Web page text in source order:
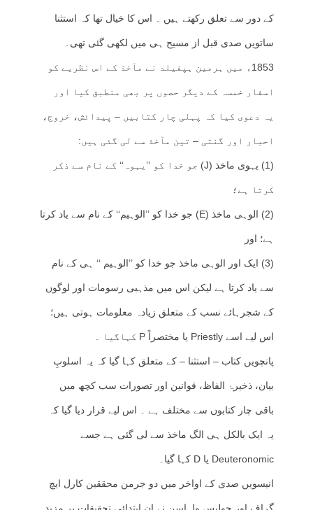
کے دور سے تعلق رکھتے ہیں ۔ اس کا خیال تھا کہ استثنا
ساتویں صدی قبل از مسیح ہی میں لکھی گئی تھی۔
1853ء میں ہرمین ہپفیلد نے مآخذ کے اس نظریے کو
اسفار خمسہ کے دیگر حصوں پر بھی منطبق کیا اور
یہ دعوی کیا کہ پہلی چار کتابیں – پیدائش، خروج،
احبار اور گنتی – تین مآخذ سے لی گئی ہیں:
(1) یہوی ماخذ (J) جو خدا کو ’’یہوہ‘‘ کے نام سے ذکر
کرتا ہے؛
(2) الوہی ماخذ (E) جو خدا کو ’’الوہیم‘‘ کے نام سے یاد کرتا
ہے؛ اور
(3) ایک اور الوہی ماخذ جو خدا کو ’’الوہیم ‘‘ ہی کے نام
سے یاد کرتا ہے لیکن اس میں مذہبی رسومات اور لوگوں
کے شجرہائے نسب کے متعلق زیادہ معلومات ہوتی ہیں؛
اس لیے اسے Priestly یا مختصراً P کہاگیا ۔
پانچویں کتاب – استثنا – کے متعلق کہا گیا کہ یہ اسلوبِ
بیان، ذخیرۂ الفاظ، قوانین اور تصورات سب کچھ میں
باقی چار کتابوں سے مختلف ہے ۔ اس لیے قرار دیا گیا کہ
یہ ایک بالکل ہی الگ ماخذ سے لی گئی ہے جسے
Deuteronomic یا D کہا گیا۔
انیسویں صدی کے اواخر میں دو جرمن محققین کارل ایچ